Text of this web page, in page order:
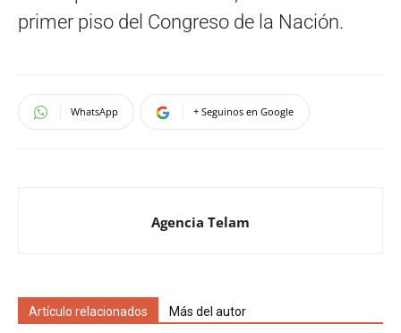
primer piso del Congreso de la Nación.
WhatsApp + Seguinos en Google
Agencia Telam
Artículo relacionados Más del autor